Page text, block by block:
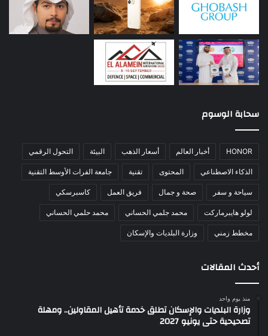
سحابة الوسوم
HONOR أخبار العالم أسعار الذهب البيئة التحول الرقمي
الذكاء الاصطناعي المحتوى تقنية جامعة الفرات الأوسط التقنية
سياحة و سفر صحة و جمال فريق العمل كاسبرسكي
لولو هايبرماركت محمد جلمي الحساني محمد حلمي الحساني
مخطط زمني وزارة البلديات والإسكان
أحدث المقالات
منذ يوم واحد
وزارة البلديات والإسكان تطلق خدمة تأهيل المقاولين.. ومهلة
تصحيحية حتى يونيو 2027